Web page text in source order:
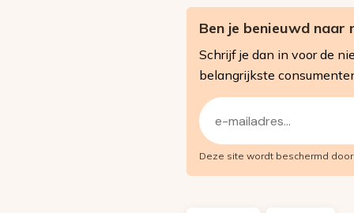
Ben je benieuwd
Schrijf je dan in voor de
belangrijkste
E-
mailadres
(Vereist)
Deze site wordt beschermd door